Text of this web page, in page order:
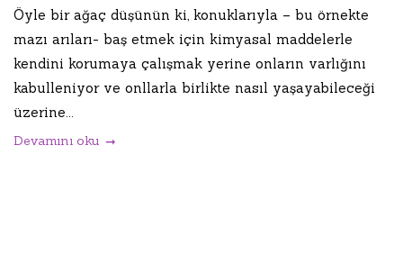
Öyle bir ağaç düşünün ki, konuklarıyla – bu örnekte
mazı arıları- baş etmek için kimyasal maddelerle
kendini korumaya çalışmak yerine onların varlığını
kabulleniyor ve onllarla birlikte nasıl yaşayabileceği
üzerine...
Devamını oku